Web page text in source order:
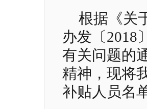
根据《关
办发〔2018
有关问题的
精神，现将
补贴人员名